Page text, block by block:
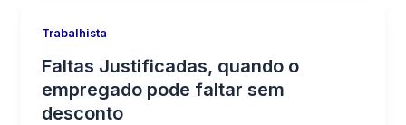
Trabalhista
Faltas Justificadas, quando o
empregado pode faltar sem
desconto